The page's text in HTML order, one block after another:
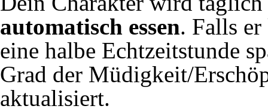
automatisch essen. Falls
eine halbe Echtzeitstunde
Grad der Müdigkeit/
aktualisiert.